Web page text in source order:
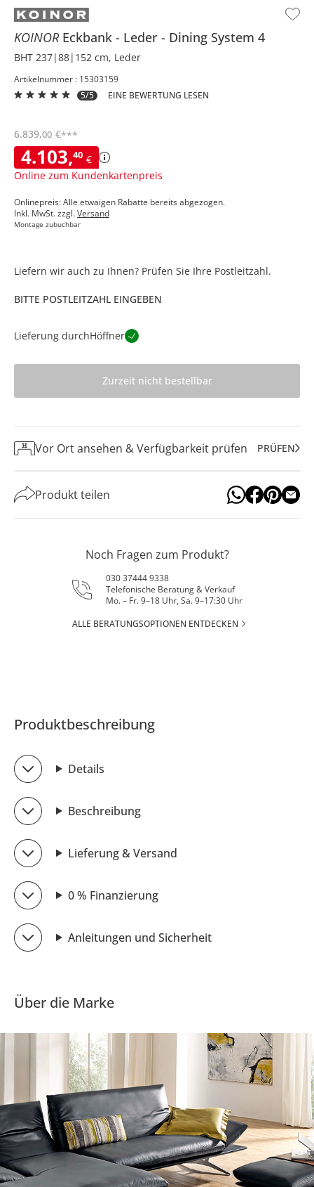
KOINOR Eckbank Leder Dining System 4
BHT 237|88|152 cm, Leder
Artikelnummer : 15303159
5/5
EINE BEWERTUNG LESEN
4.103,40 €
Online zum Kundenkartenpreis
6.839,00 €***
Onlinepreis: Alle etwaigen Rabatte bereits abgezogen.
Inkl. MwSt. zzgl.Versand
Montage zubuchbar
Liefern wir auch zu Ihnen? Prüfen Sie Ihre Postleitzahl.
BITTE POSTLEITZAHL EINGEBEN
Lieferung durchHöffner
Zurzeit nicht bestellbar
Vor Ort ansehen & Verfügbarkeit prüfen PRÜFEN
Produkt teilen
Noch Fragen zum Produkt?
030 37444 9338
Telefonische Beratung & Verkauf
Mo. – Fr. 9–18 Uhr, Sa. 9–17:30 Uhr
ALLE BERATUNGSOPTIONEN ENTDECKEN
Produktbeschreibung
Details
Beschreibung
Lieferung & Versand
0 % Finanzierung
Anleitungen und Sicherheit
Über die Marke